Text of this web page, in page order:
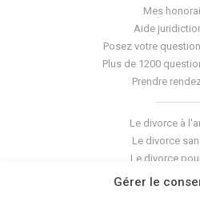
Gérer le
Mes
Aide
Posez votre
Plus de 1200
Prendre
Le divorce à
Le divorce
Le divorce
Le divorce